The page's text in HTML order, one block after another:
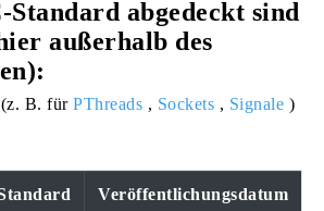
Standard abgedeckt sind
außerhalb des
B. für PThreads , Sockets , Signale )
Veröffentlichungsdatum